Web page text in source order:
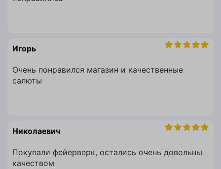
Игорь
Очень понравился магазин и качественные
салюты
Николаевич
Покупали фейерверк, остались очень довольны
качеством